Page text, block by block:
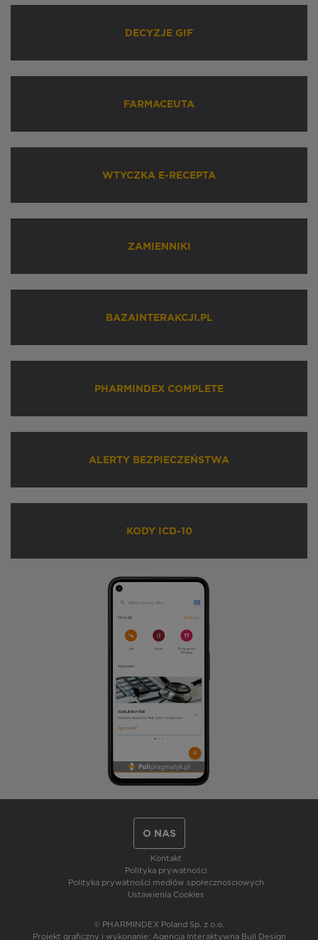
DECYZJE GIF
FARMACEUTA
WTYCZKA E-RECEPTA
ZAMIENNIKI
BAZAINTERAKCJI.PL
PHARMINDEX COMPLETE
ALERTY BEZPIECZEŃSTWA
KODY ICD-10
O NAS
Kontakt
Polityka prywatności
Polityka prywatności mediów społecznościowych
Ustawienia Cookies
© PHARMINDEX Poland Sp. z o.o.
Projekt graficzny i wykonanie: Agencja Interaktywna Bull Design